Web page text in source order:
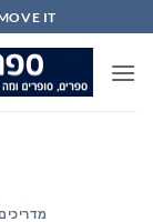
to
content
IT...